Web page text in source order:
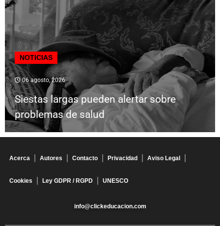
NOTICIAS
06 agosto, 2026
Siestas largas pueden alertar sobre
problemas de salud
Acerca Autores Contacto Privacidad Aviso Legal
Cookies Ley GDPR / RGPD UNESCO
info@clickeducacion.com